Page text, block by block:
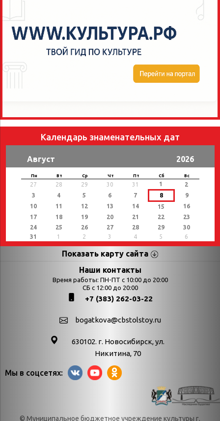
Календарь знаменательных дат
Август 2026
Пн Вт Ср Чт Пт Сб Вс
27 28 29 30 31 1
2
3
4 5 6 7 8
9
10
11 12 13 14 15
16
17
18 19 20 21 22
23
24
25 26 27 28 29
30
31
1 2 3 4 5 6
Показать карту сайта
Страницы Категории
Календарь
Богатков
Выставки
День в истории
День в истории.
День в истории.
Декабрь
День в истории.
Наши контакты
Время работы: ПН-ПТ с 10:00 до 20:00
СБ с 12:00 до 20:00
+7 (383) 262-03-22
bogatkova@cbstolstoy.ru
630102. г. Новосибирск, ул.
Никитина, 70
Мы в соцсетях:
© Муниципальное бюджетное учреждение культуры г.